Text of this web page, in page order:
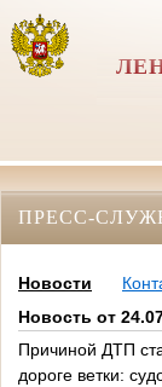
ПРЕСС-
Новости
Новость от
Причиной ДТП
дороге ветки: